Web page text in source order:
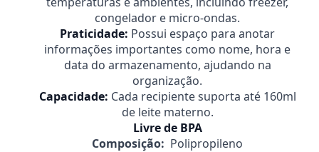
congelador e micro-ondas.
Praticidade: Possui espaço para anotar
informações importantes como nome, hora e
data do armazenamento, ajudando na
organização.
Capacidade: Cada recipiente suporta até 160ml
de leite materno.
Livre de BPA
Composição: Polipropileno